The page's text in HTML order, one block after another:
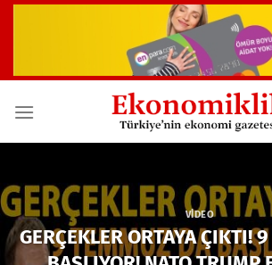
VIDEO
GERÇEKLER ORTAYA ÇIKTI!